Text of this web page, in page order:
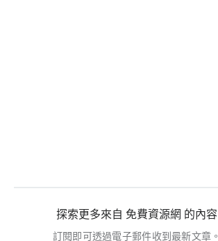
探索更多來自 免費資源網 的內容
訂閱即可透過電子郵件收到最新文章。